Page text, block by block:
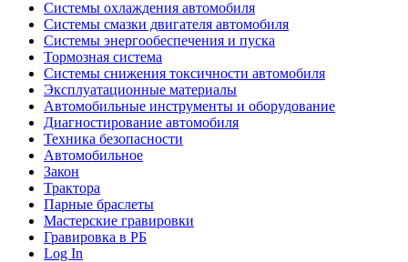
Системы охлаждения автомобиля
Системы смазки двигателя автомобиля
Системы энергообеспечения и пуска
Тормозная система
Системы снижения токсичности автомобиля
Эксплуатационные материалы
Автомобильные инструменты и оборудование
Диагностирование автомобиля
Техника безопасности
Автомобильное
Закон
Трактора
Парные браслеты
Мастерские гравировки
Гравировка в РБ
Log In